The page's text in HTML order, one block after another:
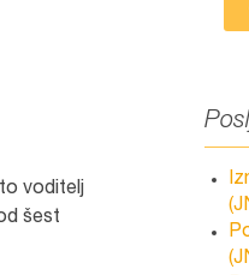
voditelj
šest